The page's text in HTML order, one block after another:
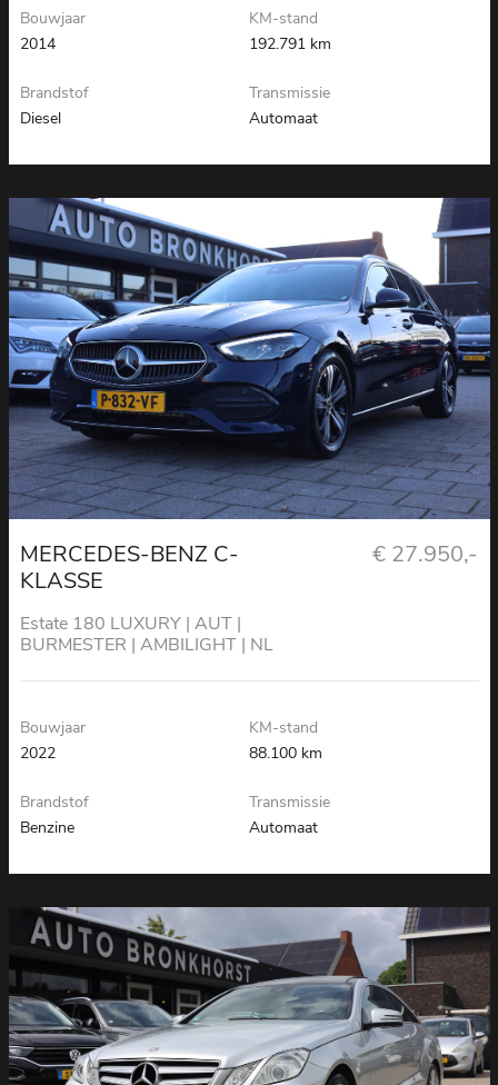
Bouwjaar
2014
KM-stand
192.791 km
Brandstof
Diesel
Transmissie
Automaat
MERCEDES-BENZ C-
KLASSE
Estate 180 LUXURY | AUT |
BURMESTER | AMBILIGHT | NL
€ 27.950,-
Bouwjaar
2022
KM-stand
88.100 km
Brandstof
Benzine
Transmissie
Automaat